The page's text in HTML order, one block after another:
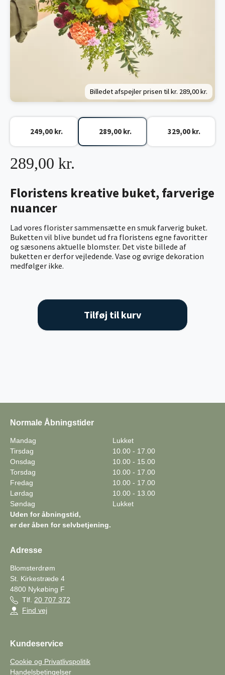
Billedet afspejler prisen til kr. 289,00 kr.
Floristens kreative buket, farverige
nuancer
Lad vores florister sammensætte en smuk farverig buket.
Buketten vil blive bundet ud fra floristens egne favoritter
og sæsonens aktuelle blomster. Det viste billede af
buketten er derfor vejledende. Vase og øvrige dekoration
medfølger ikke.
289,00 kr.
249,00 kr. 289,00 kr. 329,00 kr.
Tilføj til kurv
Normale Åbningstider
Mandag
Lukket
Tirsdag
10.00 - 17.00
Onsdag
10.00 - 15.00
Torsdag
10.00 - 17.00
Fredag
10.00 - 17.00
Lørdag
10.00 - 13.00
Søndag
Lukket
Uden for åbningstid,
er der åben for selvbetjening.
Adresse
Blomsterdrøm
St. Kirkestræde 4
4800 Nykøbing F
Tlf. 20 707 372
Find vej
Kundeservice
Cookie og Privatlivspolitik
Handelsbetingelser